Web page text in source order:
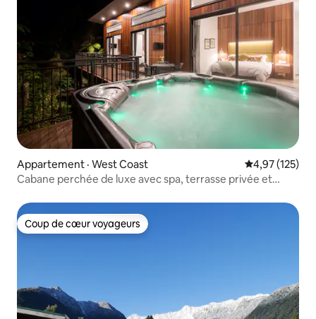
Appartement · West Coast Note
4,97 (125)
Cabane perchée de luxe avec spa, terrasse privée et
Coup de cœur voyageurs
Coup de cœur voyageurs